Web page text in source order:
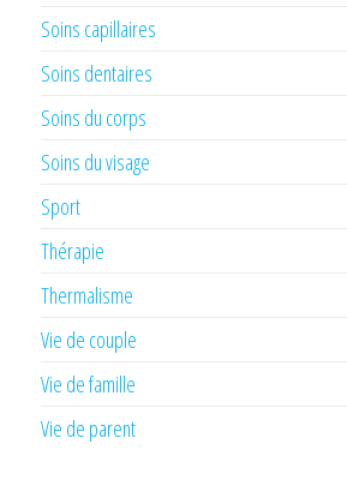
Soins capillaires
Soins dentaires
Soins du corps
Soins du visage
Sport
Thérapie
Thermalisme
Vie de couple
Vie de famille
Vie de parent